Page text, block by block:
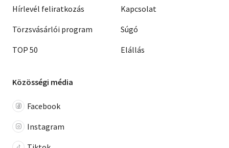
Hírlevél feliratkozás
Törzsvásárlói program
TOP 50
Kapcsolat
Súgó
Elállás
Közösségi média
Facebook
Instagram